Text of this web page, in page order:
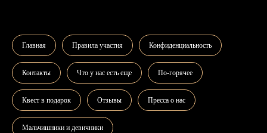
Главная Правила участия Конфиденциальность
Контакты Что у нас есть еще По-горячее
Квест в подарок Отзывы Пресса о нас
Мальчишники и девичники